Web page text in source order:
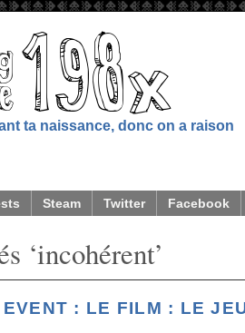
ta naissance, donc on a raison
Steam Twitter Facebook
‘incohérent’
: LE FILM : LE